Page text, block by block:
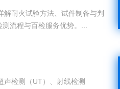
耐火试验方法、试件制备与判
流程与百检服务优势。...
声检测（UT）、射线检测